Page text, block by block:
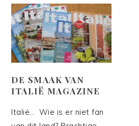
DE SMAAK VAN
ITALIË MAGAZINE
Italië… Wie is er niet fan